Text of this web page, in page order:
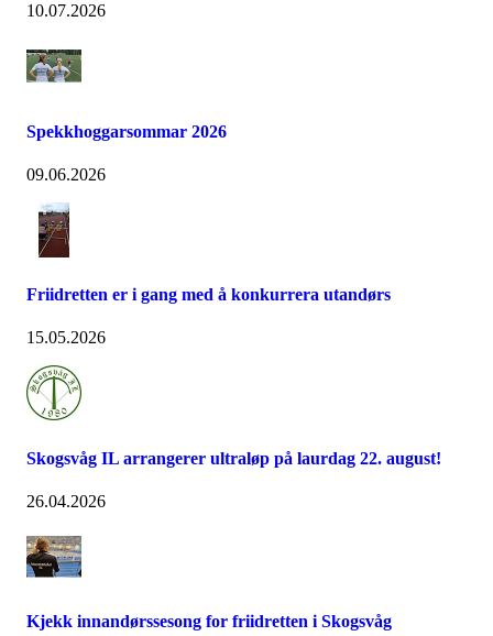
10.07.2026
Spekkhoggarsommar 2026
09.06.2026
Friidretten er i gang med å konkurrera utandørs
15.05.2026
Skogsvåg IL arrangerer ultraløp på laurdag 22. august!
26.04.2026
Kjekk innandørssesong for friidretten i Skogsvåg